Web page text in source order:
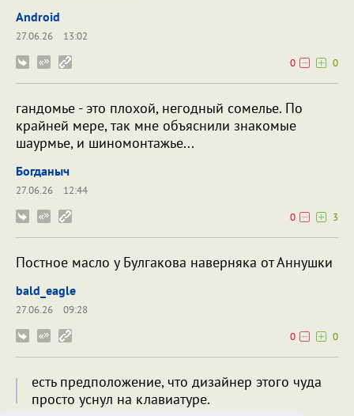
Android
27.06.26
13:02
0
0
гандомье - это плохой, негодный сомелье. По
крайней мере, так мне объяснили знакомые
шаурмье, и шиномонтажье...
Богданыч
27.06.26
12:44
0
3
Постное масло у Булгакова наверняка от Аннушки
bald_eagle
27.06.26
09:28
0
0
есть предположение, что дизайнер этого чуда
просто уснул на клавиатуре.